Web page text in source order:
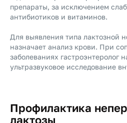
препараты, за исключением
антибиотиков и витаминов.
Для выявления типа лактозной
назначает анализ крови. При
заболеваниях гастроэнтеролог
ультразвуковое исследование
Профилактика
лактозы